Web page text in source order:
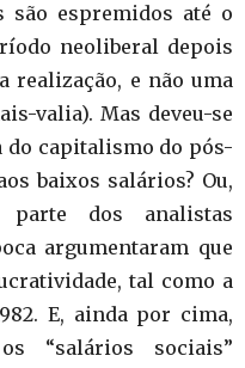
são espremidos até o
neoliberal depois
realização, e não uma
valia). Mas deveu-se
do capitalismo do pós-
baixos salários? Ou,
dos analistas
argumentaram que
tal como a
E, ainda por cima,
“salários sociais”